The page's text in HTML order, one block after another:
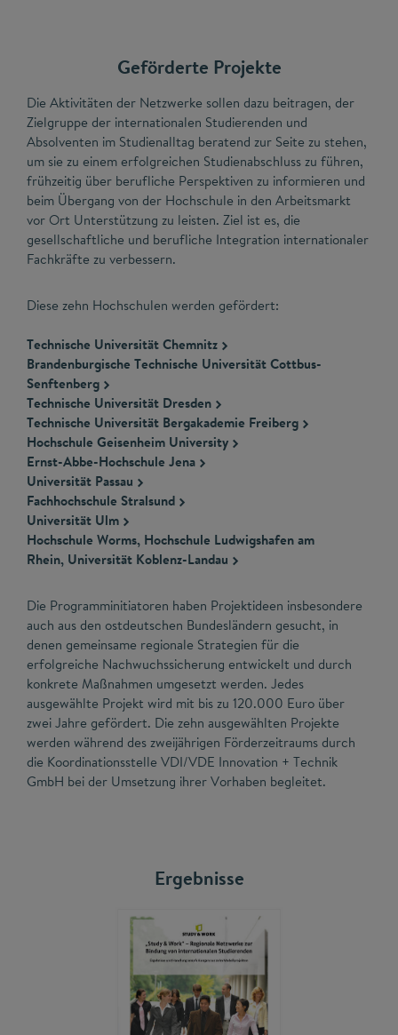
Geförderte Projekte
Die Aktivitäten der Netzwerke sollen dazu beitragen, der
Zielgruppe der internationalen Studierenden und
Absolventen im Studienalltag beratend zur Seite zu stehen,
um sie zu einem erfolgreichen Studienabschluss zu führen,
frühzeitig über berufliche Perspektiven zu informieren und
beim Übergang von der Hochschule in den Arbeitsmarkt
vor Ort Unterstützung zu leisten. Ziel ist es, die
gesellschaftliche und berufliche Integration internationaler
Fachkräfte zu verbessern.
Diese zehn Hochschulen werden gefördert:
Technische Universität Chemnitz
Brandenburgische Technische Universität Cottbus-
Senftenberg
Technische Universität Dresden
Technische Universität Bergakademie Freiberg
Hochschule Geisenheim University
Ernst-Abbe-Hochschule Jena
Universität Passau
Fachhochschule Stralsund
Universität Ulm
Hochschule Worms, Hochschule Ludwigshafen am
Rhein, Universität Koblenz-Landau
Die Programminitiatoren haben Projektideen insbesondere
auch aus den ostdeutschen Bundesländern gesucht, in
denen gemeinsame regionale Strategien für die
erfolgreiche Nachwuchssicherung entwickelt und durch
konkrete Maßnahmen umgesetzt werden. Jedes
ausgewählte Projekt wird mit bis zu 120.000 Euro über
zwei Jahre gefördert. Die zehn ausgewählten Projekte
werden während des zweijährigen Förderzeitraums durch
die Koordinationsstelle VDI/VDE Innovation + Technik
GmbH bei der Umsetzung ihrer Vorhaben begleitet.
Ergebnisse